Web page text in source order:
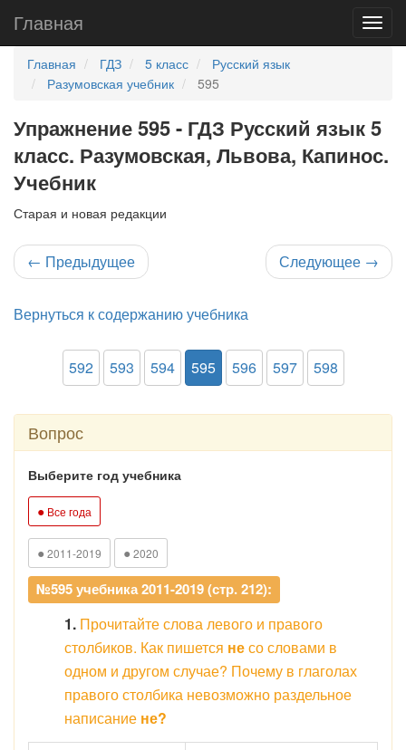
Главная
Главная ГДЗ 5 класс
Русский язык
Разумовская учебник
595
Упражнение 595 - ГДЗ Русский язык 5
класс. Разумовская, Львова, Капинос.
Учебник
Старая и новая редакции
← Предыдущее Следующее →
Вернуться к содержанию учебника
592 593 594 595 596 597 598
Вопрос
Выберите год учебника
● Все года
● 2011-2019 ● 2020
№595 учебника 2011-2019 (стр. 212):
1. Прочитайте слова левого и правого
столбиков. Как пишется несо словами в
одном и другом случае? Почему в глаголах
правого столбика невозможно раздельное
написание не?